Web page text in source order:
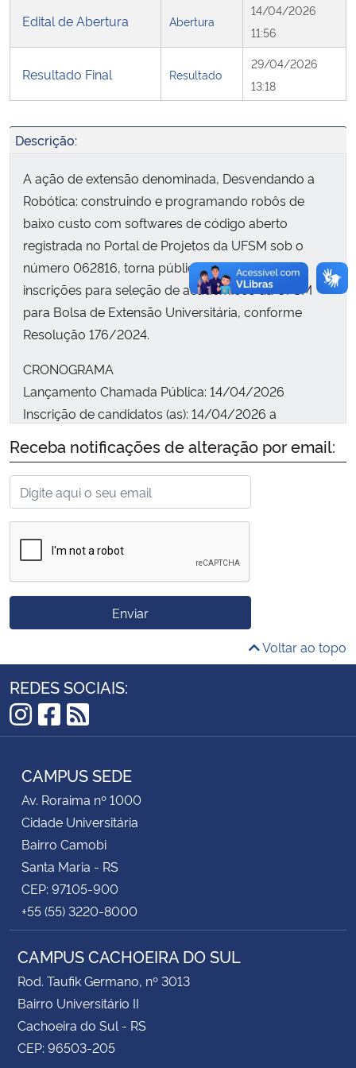
Secretaria de Governo
Banco Central do Brasil
Planalto
Edital de Abertura Abertura
14/04/2026
11:56
Resultado Final Resultado
29/04/2026
13:18
Descrição:
A ação de extensão denominada, Desvendando a
Robótica: construindo e programando robôs de
baixo custo com softwares de código aberto
registrada no Portal de Projetos da UFSM sob o
número 062816, torna pública a abertura de
inscrições para seleção de acadêmicos da UFSM
para Bolsa de Extensão Universitária, conforme
Resolução 176/2024.
CRONOGRAMA
Lançamento Chamada Pública: 14/04/2026
Inscrição de candidatos (as): 14/04/2026 a
Avaliação de candidatos(as): 21/04/2026 a
24/04/2026
Divulgação resultado preliminar: 25/04/2026
Período de Recursos contra resultado Preliminar:
26/04/2026 a 27/04/2026
Análise Recursos: 28/04/2026
Receba notificações de alteração por email:
Enviar
Voltar ao topo
REDES SOCIAIS:
Instagram
Facebook
RSS
CAMPUS SEDE
Av. Roraima nº 1000
Cidade Universitária
Bairro Camobi
Santa Maria - RS
CEP: 97105-900
+55 (55) 3220-8000
CAMPUS CACHOEIRA DO SUL
Rod. Taufik Germano, nº 3013
Bairro Universitário II
Cachoeira do Sul - RS
CEP: 96503-205